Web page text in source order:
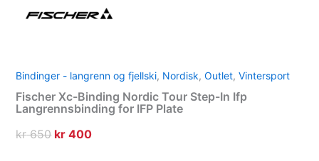
Bindinger - langrenn og fjellski, Nordisk,Outlet,Vintersport
Fischer Xc-Binding Nordic Tour Step-In Ifp
Langrennsbinding for IFP Plate
kr650 Opprinnelig
kr 400Nåværende